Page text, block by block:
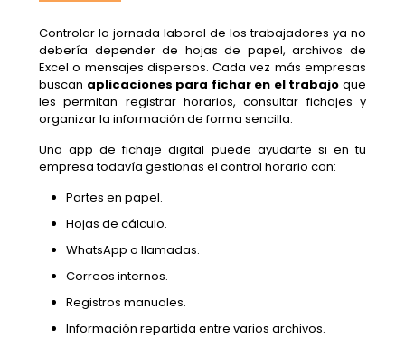
Controlar la jornada laboral de los trabajadores ya no
debería depender de hojas de papel, archivos de
Excel o mensajes dispersos. Cada vez más empresas
buscan aplicaciones para fichar en el trabajo que
les permitan registrar horarios, consultar fichajes y
organizar la información de forma sencilla.
Una app de fichaje digital puede ayudarte si en tu
empresa todavía gestionas el control horario con:
Partes en papel.
Hojas de cálculo.
WhatsApp o llamadas.
Correos internos.
Registros manuales.
Información repartida entre varios archivos.